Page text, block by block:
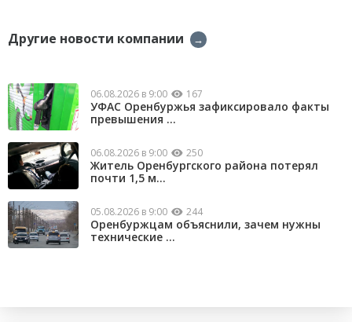
Другие новости компании →
06.08.2026 в 9:00 167
УФАС Оренбуржья зафиксировало факты
превышения ...
06.08.2026 в 9:00 250
Житель Оренбургского района потерял
почти 1,5 м...
05.08.2026 в 9:00 244
Оренбуржцам объяснили, зачем нужны
технические ...